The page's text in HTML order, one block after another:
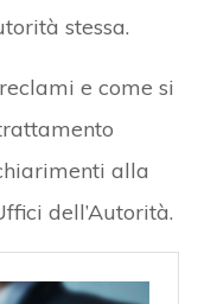
stessa.
e come si
alla
dell’Autorità.